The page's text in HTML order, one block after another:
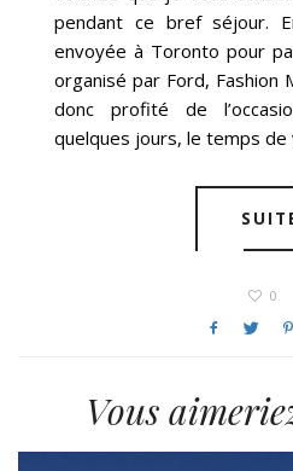
pendant ce bref séjour.
envoyée à Toronto pour
organisé par Ford, Fashion
donc profité de
quelques jours, le temps de
0
Vous